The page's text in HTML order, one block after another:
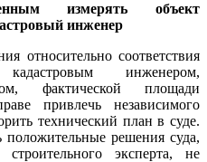
измерять объект
инженер
относительно соответствия
инженером,
фактической площади
привлечь независимого
технический план в суде.
решения суда,
эксперта, не